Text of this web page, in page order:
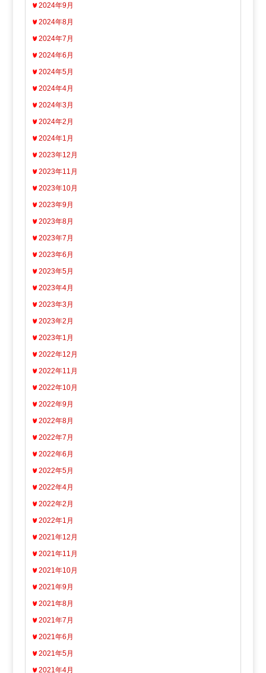
2024年9月
2024年8月
2024年7月
2024年6月
2024年5月
2024年4月
2024年3月
2024年2月
2024年1月
2023年12月
2023年11月
2023年10月
2023年9月
2023年8月
2023年7月
2023年6月
2023年5月
2023年4月
2023年3月
2023年2月
2023年1月
2022年12月
2022年11月
2022年10月
2022年9月
2022年8月
2022年7月
2022年6月
2022年5月
2022年4月
2022年2月
2022年1月
2021年12月
2021年11月
2021年10月
2021年9月
2021年8月
2021年7月
2021年6月
2021年5月
2021年4月